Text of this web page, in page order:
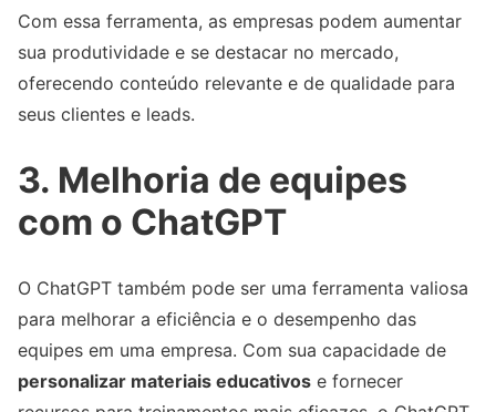
Com essa ferramenta, as empresas podem aumentar
sua produtividade e se destacar no mercado,
oferecendo conteúdo relevante e de qualidade para
seus clientes e leads.
3. Melhoria de equipes
com o ChatGPT
O ChatGPT também pode ser uma ferramenta valiosa
para melhorar a eficiência e o desempenho das
equipes em uma empresa. Com sua capacidade de
personalizar materiais educativos e fornecer